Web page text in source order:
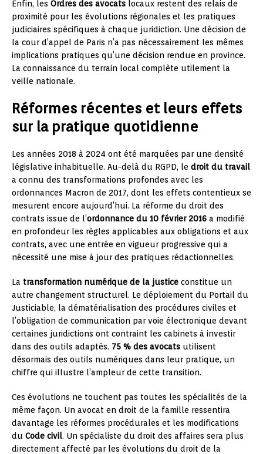
Enfin, les Ordres des avocats locaux restent des relais de
proximité pour les évolutions régionales et les pratiques
judiciaires spécifiques à chaque juridiction. Une décision de
la cour d’appel de Paris n’a pas nécessairement les mêmes
implications pratiques qu’une décision rendue en province.
La connaissance du terrain local complète utilement la
veille nationale.
Réformes récentes et leurs effets
sur la pratique quotidienne
Les années 2018 à 2024 ont été marquées par une densité
législative inhabituelle. Au-delà du RGPD, le droit du travail
a connu des transformations profondes avec les
ordonnances Macron de 2017, dont les effets contentieux se
mesurent encore aujourd’hui. La réforme du droit des
contrats issue de l’ordonnance du 10 février 2016 a modifié
en profondeur les règles applicables aux obligations et aux
contrats, avec une entrée en vigueur progressive qui a
nécessité une mise à jour des pratiques rédactionnelles.
La transformation numérique de la justice constitue un
autre changement structurel. Le déploiement du Portail du
Justiciable, la dématérialisation des procédures civiles et
l’obligation de communication par voie électronique devant
certaines juridictions ont contraint les cabinets à investir
dans des outils adaptés. 75 % des avocats utilisent
désormais des outils numériques dans leur pratique, un
chiffre qui illustre l’ampleur de cette transition.
Ces évolutions ne touchent pas toutes les spécialités de la
même façon. Un avocat en droit de la famille ressentira
davantage les réformes procédurales et les modifications
du Code civil. Un spécialiste du droit des affaires sera plus
directement affecté par les évolutions du droit de la